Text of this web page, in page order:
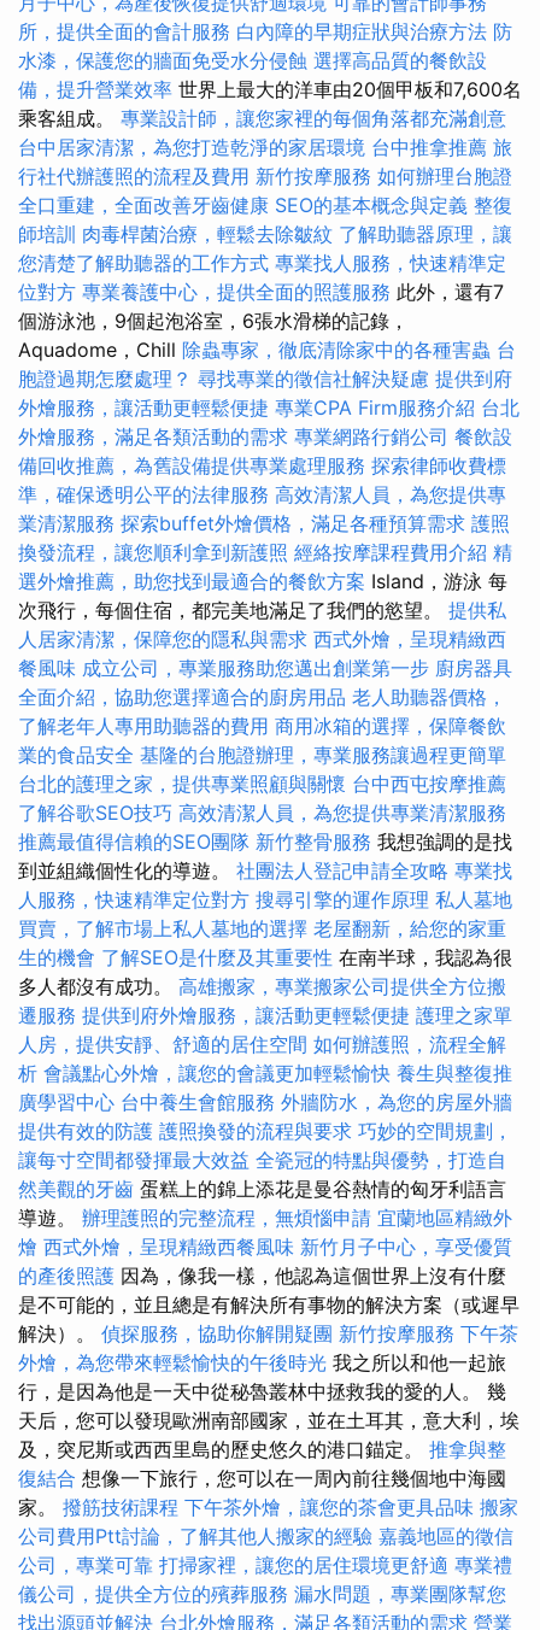
所，提供全面的會計服務 白內障的早期症狀與治療方法 防
水漆，保護您的牆面免受水分侵蝕 選擇高品質的餐飲設
備，提升營業效率 世界上最大的洋車由20個甲板和7,600名
乘客組成。 專業設計師，讓您家裡的每個角落都充滿創意
台中居家清潔，為您打造乾淨的家居環境 台中推拿推薦 旅
行社代辦護照的流程及費用 新竹按摩服務 如何辦理台胞證
全口重建，全面改善牙齒健康 SEO的基本概念與定義 整復
師培訓 肉毒桿菌治療，輕鬆去除皺紋 了解助聽器原理，讓
您清楚了解助聽器的工作方式 專業找人服務，快速精準定
位對方 專業養護中心，提供全面的照護服務 此外，還有7
個游泳池，9個起泡浴室，6張水滑梯的記錄，
Aquadome，Chill 除蟲專家，徹底清除家中的各種害蟲 台
胞證過期怎麼處理？ 尋找專業的徵信社解決疑慮 提供到府
外燴服務，讓活動更輕鬆便捷 專業CPA Firm服務介紹 台北
外燴服務，滿足各類活動的需求 專業網路行銷公司 餐飲設
備回收推薦，為舊設備提供專業處理服務 探索律師收費標
準，確保透明公平的法律服務 高效清潔人員，為您提供專
業清潔服務 探索buffet外燴價格，滿足各種預算需求 護照
換發流程，讓您順利拿到新護照 經絡按摩課程費用介紹 精
選外燴推薦，助您找到最適合的餐飲方案 Island，游泳 每
次飛行，每個住宿，都完美地滿足了我們的慾望。 提供私
人居家清潔，保障您的隱私與需求 西式外燴，呈現精緻西
餐風味 成立公司，專業服務助您邁出創業第一步 廚房器具
全面介紹，協助您選擇適合的廚房用品 老人助聽器價格，
了解老年人專用助聽器的費用 商用冰箱的選擇，保障餐飲
業的食品安全 基隆的台胞證辦理，專業服務讓過程更簡單
台北的護理之家，提供專業照顧與關懷 台中西屯按摩推薦
了解谷歌SEO技巧 高效清潔人員，為您提供專業清潔服務
推薦最值得信賴的SEO團隊 新竹整骨服務 我想強調的是找
到並組織個性化的導遊。 社團法人登記申請全攻略 專業找
人服務，快速精準定位對方 搜尋引擎的運作原理 私人墓地
買賣，了解市場上私人墓地的選擇 老屋翻新，給您的家重
生的機會 了解SEO是什麼及其重要性 在南半球，我認為很
多人都沒有成功。 高雄搬家，專業搬家公司提供全方位搬
遷服務 提供到府外燴服務，讓活動更輕鬆便捷 護理之家單
人房，提供安靜、舒適的居住空間 如何辦護照，流程全解
析 會議點心外燴，讓您的會議更加輕鬆愉快 養生與整復推
廣學習中心 台中養生會館服務 外牆防水，為您的房屋外牆
提供有效的防護 護照換發的流程與要求 巧妙的空間規劃，
讓每寸空間都發揮最大效益 全瓷冠的特點與優勢，打造自
然美觀的牙齒 蛋糕上的錦上添花是曼谷熱情的匈牙利語言
導遊。 辦理護照的完整流程，無煩惱申請 宜蘭地區精緻外
燴 西式外燴，呈現精緻西餐風味 新竹月子中心，享受優質
的產後照護 因為，像我一樣，他認為這個世界上沒有什麼
是不可能的，並且總是有解決所有事物的解決方案（或遲早
解決）。 偵探服務，協助你解開疑團 新竹按摩服務 下午茶
外燴，為您帶來輕鬆愉快的午後時光 我之所以和他一起旅
行，是因為他是一天中從秘魯叢林中拯救我的愛的人。 幾
天后，您可以發現歐洲南部國家，並在土耳其，意大利，埃
及，突尼斯或西西里島的歷史悠久的港口錨定。 推拿與整
復結合 想像一下旅行，您可以在一周內前往幾個地中海國
家。 撥筋技術課程 下午茶外燴，讓您的茶會更具品味 搬家
公司費用Ptt討論，了解其他人搬家的經驗 嘉義地區的徵信
公司，專業可靠 打掃家裡，讓您的居住環境更舒適 專業禮
儀公司，提供全方位的殯葬服務 漏水問題，專業團隊幫您
找出源頭並解決 台北外燴服務，滿足各類活動的需求 營業